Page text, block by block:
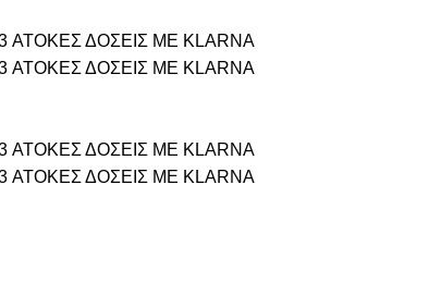
ΑΤΟΚΕΣ ΔΟΣΕΙΣ ΜΕ KLARNA
ΑΤΟΚΕΣ ΔΟΣΕΙΣ ΜΕ KLARNA
ΑΤΟΚΕΣ ΔΟΣΕΙΣ ΜΕ KLARNA
ΑΤΟΚΕΣ ΔΟΣΕΙΣ ΜΕ KLARNA